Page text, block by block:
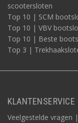
scootersloten
Top 10 | SCM
Top 10 | VBV
Top 10 | Beste
Top 3 |
KLANTENSERVICE
Veelgestelde vragen